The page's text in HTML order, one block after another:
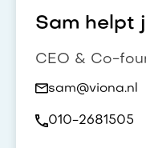
Sam helpt
CEO & Co-
sam@viona.nl
010-2681505